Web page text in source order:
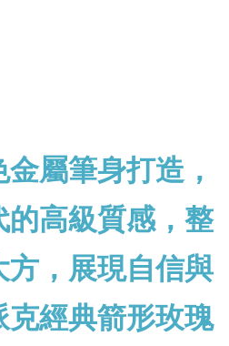
屬筆身打造，
的高級質感，整
方，展現自信與
克經典箭形玫瑰